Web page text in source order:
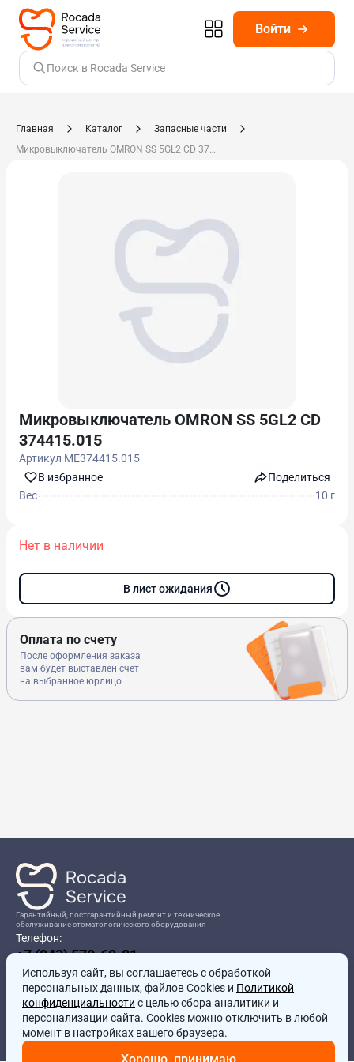
Войти
Поиск в Rocada Service
Главная Каталог
Запасные части
Микровыключатель OMRON SS 5GL2 CD 374415.015
Микровыключатель OMRON SS 5GL2 CD
374415.015
Артикул ME374415.015
В избранноe
Поделиться
Вес
10 г
Нет в наличии
В лист ожидания
Оплата по счету
После оформления заказа
вам будет выставлен счет
на выбранное юрлицо
Гарантийный, постгарантийный ремонт и техническое
обслуживание стоматологического оборудования
Телефон:
+7 (843) 570-60-81
Режим работы:8:00-17:00
Адрес:
г.Казань, ул.Проспект Победы, д.204в
Почта:
service@rocadamed.ru
Используя сайт, вы соглашаетесь с обработкой
персональных данных, файлов Cookies и Политикой
конфиденциальности с целью сбора аналитики и
персонализации сайта. Cookies можно отключить в любой
момент в настройках вашего браузера.